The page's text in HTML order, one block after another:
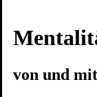
von und
Tickets
4. Okt. 2026
7. Okt. 2026